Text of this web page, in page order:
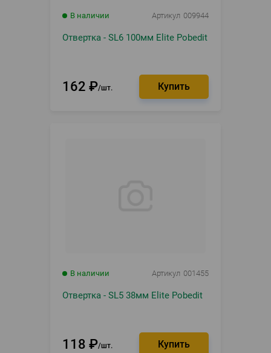
В наличии Артикул 009944
Отвертка - SL6 100мм Elite Pobedit
162 ₽ шт.
В наличии Артикул 001455
Отвертка - SL5 38мм Elite Pobedit
118 ₽ шт.